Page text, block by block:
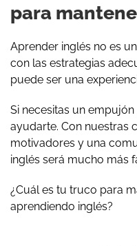
para
Aprender inglés no es
con las estrategias
puede ser una
Si necesitas un
ayudarte. Con nuestras
motivadores y una
inglés será mucho más
¿Cuál es tu truco para
aprendiendo inglés?